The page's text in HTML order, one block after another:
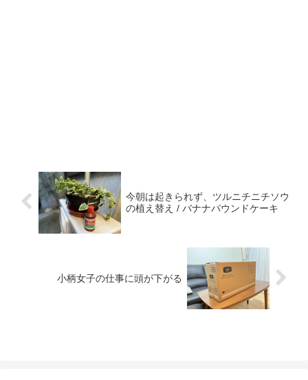
今朝は起きられず、ツルニチニチソウ
の植え替え / バナナパウンドケーキ
小柄女子の仕事に頭が下がる